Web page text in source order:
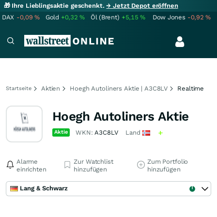
🎁 Ihre Lieblingsaktie geschenkt.→ Jetzt Depot eröffnen
DAX -0,09% Gold +0,32% Öl (Brent) +5,15% Dow Jones -0,92%
Startseite Aktien Hoegh Autoliners Aktie | A3C8LV Realtime
Hoegh Autoliners Aktie
Aktie WKN:A3C8LV Land
Alarme
einrichten
Zur Watchlist
hinzufügen
Zum Portfolio
hinzufügen
Lang & Schwarz